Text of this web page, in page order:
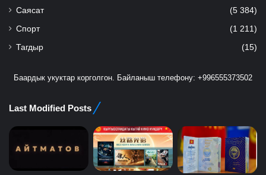
Саясат (5 384)
Спорт (1 211)
Тагдыр (15)
Баардык укуктар корголгон. Байланыш телефону: +996555373502
Last Modified Posts